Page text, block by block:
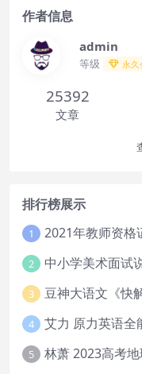
作者信息
admin
等级 永久
25392
文章
排行榜展示
1
2
3 豆神大语文《快
4 艾力 原力英语全
5 林萧 2023高考